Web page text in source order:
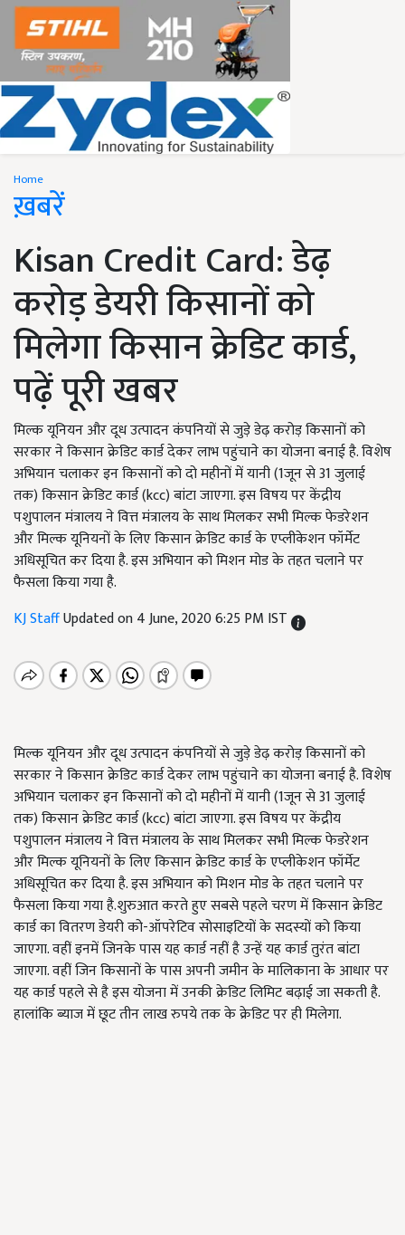
Home
ख़बरें
Kisan Credit Card: डेढ़
करोड़ डेयरी किसानों को
मिलेगा किसान क्रेडिट कार्ड,
पढ़ें पूरी खबर
मिल्क यूनियन और दूध उत्पादन कंपनियों से जुड़े डेढ़ करोड़ किसानों को
सरकार ने किसान क्रेडिट कार्ड देकर लाभ पहुंचाने का योजना बनाई है. विशेष
अभियान चलाकर इन किसानों को दो महीनों में यानी (1जून से 31 जुलाई
तक) किसान क्रेडिट कार्ड (kcc) बांटा जाएगा. इस विषय पर केंद्रीय
पशुपालन मंत्रालय ने वित्त मंत्रालय के साथ मिलकर सभी मिल्क फेडरेशन
और मिल्क यूनियनों के लिए किसान क्रेडिट कार्ड के एप्लीकेशन फॉर्मेट
अधिसूचित कर दिया है. इस अभियान को मिशन मोड के तहत चलाने पर
फैसला किया गया है.
KJ StaffUpdated on 4 June, 2020 6:25 PM IST
मिल्क यूनियन और दूध उत्पादन कंपनियों से जुड़े डेढ़ करोड़ किसानों को
सरकार ने किसान क्रेडिट कार्ड देकर लाभ पहुंचाने का योजना बनाई है. विशेष
अभियान चलाकर इन किसानों को दो महीनों में यानी (1जून से 31 जुलाई
तक) किसान क्रेडिट कार्ड (kcc) बांटा जाएगा. इस विषय पर केंद्रीय
पशुपालन मंत्रालय ने वित्त मंत्रालय के साथ मिलकर सभी मिल्क फेडरेशन
और मिल्क यूनियनों के लिए किसान क्रेडिट कार्ड के एप्लीकेशन फॉर्मेट
अधिसूचित कर दिया है. इस अभियान को मिशन मोड के तहत चलाने पर
फैसला किया गया है.शुरुआत करते हुए सबसे पहले चरण में किसान क्रेडिट
कार्ड का वितरण डेयरी को-ऑपरेटिव सोसाइटियों के सदस्यों को किया
जाएगा. वहीं इनमें जिनके पास यह कार्ड नहीं है उन्हें यह कार्ड तुरंत बांटा
जाएगा. वहीं जिन किसानों के पास अपनी जमीन के मालिकाना के आधार पर
यह कार्ड पहले से है इस योजना में उनकी क्रेडिट लिमिट बढ़ाई जा सकती है.
हालांकि ब्याज में छूट तीन लाख रुपये तक के क्रेडिट पर ही मिलेगा.